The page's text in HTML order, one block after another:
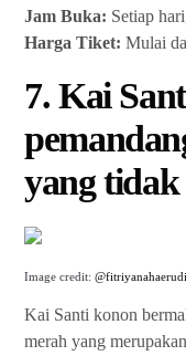
Jam Buka: Setiap
Harga Tiket: Mulai
7. Kai
yang tidak
Image credit:
Kai Santi konon
merah yang